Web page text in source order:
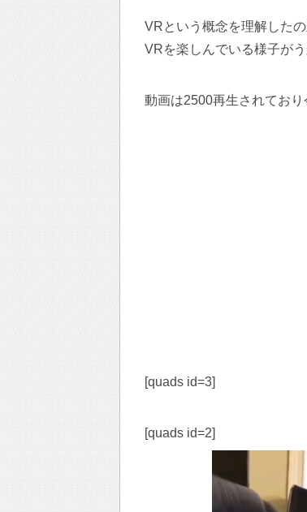
VRという概念を理解した
VRを楽しんでいる様子がう
動画は2500再生されており
[quads id=3]
[quads id=2]